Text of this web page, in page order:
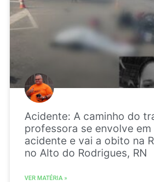
Acidente: A caminho do
professora se envolve em
acidente e vai a obito na
no Alto do Rodrigues, RN
VER MATÉRIA »